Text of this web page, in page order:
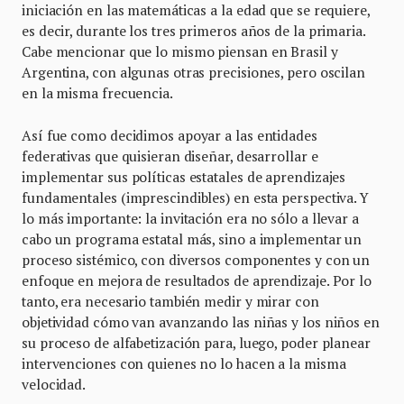
iniciación en las matemáticas a la edad que se requiere,
es decir, durante los tres primeros años de la primaria.
Cabe mencionar que lo mismo piensan en Brasil y
Argentina, con algunas otras precisiones, pero oscilan
en la misma frecuencia.
Así fue como decidimos apoyar a las entidades
federativas que quisieran diseñar, desarrollar e
implementar sus políticas estatales de aprendizajes
fundamentales (imprescindibles) en esta perspectiva. Y
lo más importante: la invitación era no sólo a llevar a
cabo un programa estatal más, sino a implementar un
proceso sistémico, con diversos componentes y con un
enfoque en mejora de resultados de aprendizaje. Por lo
tanto, era necesario también medir y mirar con
objetividad cómo van avanzando las niñas y los niños en
su proceso de alfabetización para, luego, poder planear
intervenciones con quienes no lo hacen a la misma
velocidad.